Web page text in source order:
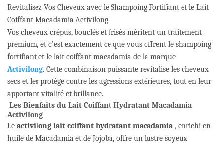
Revitalisez Vos Cheveux avec le Shampoing Fortifiant et le Lait
Coiffant Macadamia Activilong
Vos cheveux crépus, bouclés et frisés méritent un traitement
premium, et c’est exactement ce que vous offrent le shampoing
fortifiant et le lait coiffant macadamia de la marque
Activilong. Cette combinaison puissante revitalise les cheveux
secs et les protège contre les agressions extérieures, tout en leur
apportant vitalité et brillance.
Les Bienfaits du Lait Coiffant Hydratant Macadamia
Activilong
Le activilong lait coiffant hydratant macadamia , enrichi en
huile de Macadamia et de Jojoba, offre un lustre soyeux